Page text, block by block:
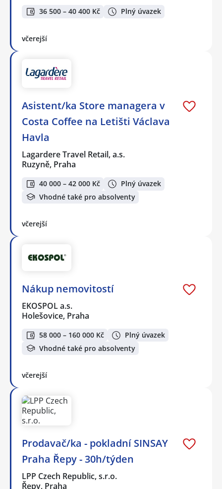
36 500 – 40 400 Kč Plný úvazek
včerejší
Asistent/ka Store managera v
Costa Coffee na Letišti Václava
Havla
Lagardere Travel Retail, a.s.
Ruzyně, Praha
40 000 – 42 000 Kč
Plný úvazek
Vhodné také pro absolventy
včerejší
Nákup nemovitostí
EKOSPOL a.s.
Holešovice, Praha
58 000 – 160 000 Kč
Plný úvazek
Vhodné také pro absolventy
včerejší
Prodavač/ka - pokladní SINSAY
Praha Řepy - 30h/týden
LPP Czech Republic, s.r.o.
Řepy, Praha